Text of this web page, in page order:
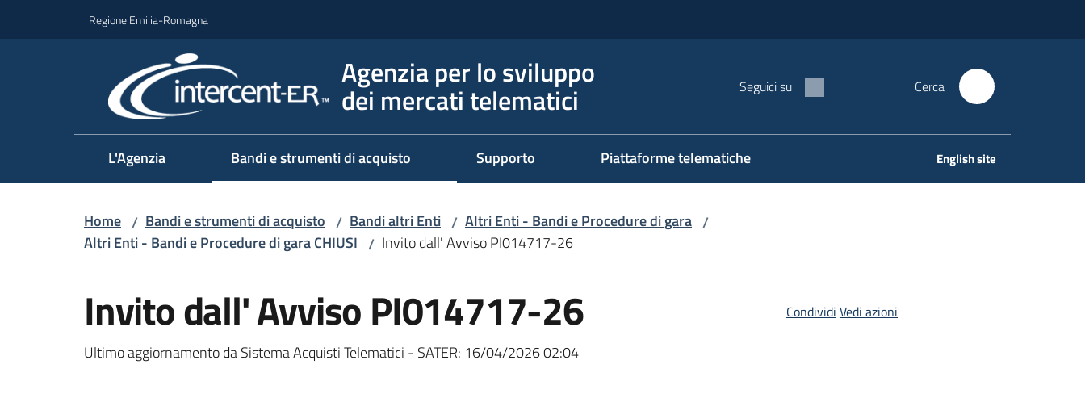
Regione Emilia-Romagna
Agenzia per lo sviluppo
dei mercati telematici Seguici su Cerca
L'Agenzia Bandi e strumenti di acquisto Supporto Piattaforme telematiche English site
Home / Bandi e strumenti di acquisto / Bandi altri Enti / Altri Enti - Bandi e Procedure di gara /
Altri Enti - Bandi e Procedure di gara CHIUSI / Invito dall' Avviso PI014717-26
Invito dall' Avviso PI014717-26
Ultimo aggiornamento da Sistema Acquisti Telematici - SATER: 16/04/2026 02:04
Condividi Vedi azioni